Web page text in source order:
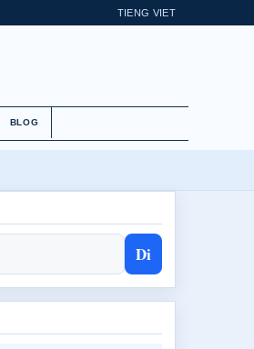
TIENG VIET
BLOG
Di